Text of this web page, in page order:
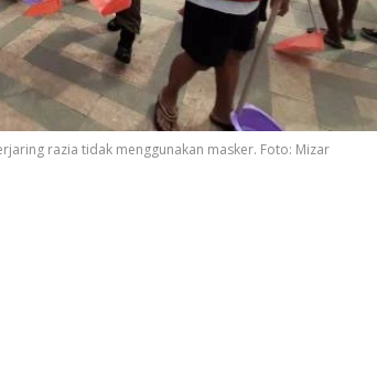
razia tidak menggunakan masker. Foto: Mizar